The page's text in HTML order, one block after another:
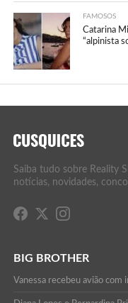
FAMOSOS
Catarina
“alpinista
Saiba tudo sobre Reality
notícias, novidades,
BIG BROTHER
Vanessa recebeu avião